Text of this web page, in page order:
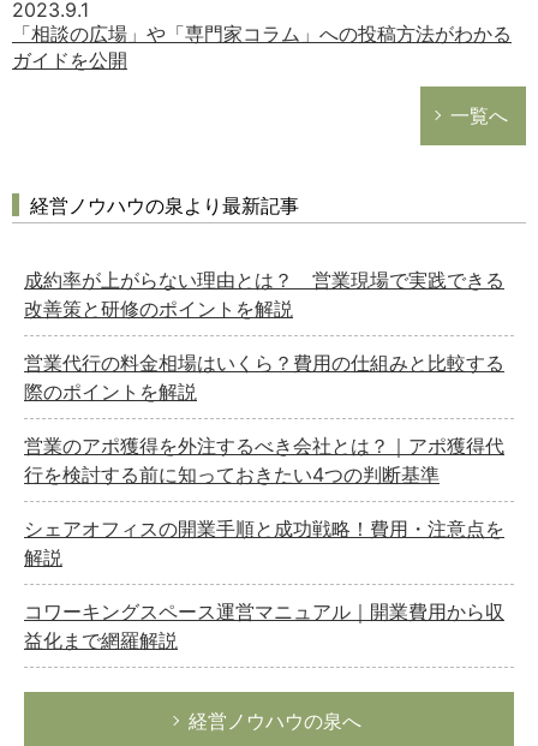
2023.9.1
「相談の広場」や「専門家コラム」への投稿方法がわかる
ガイドを公開
一覧へ
経営ノウハウの泉より最新記事
成約率が上がらない理由とは？ 営業現場で実践できる
改善策と研修のポイントを解説
営業代行の料金相場はいくら？費用の仕組みと比較する
際のポイントを解説
営業のアポ獲得を外注するべき会社とは？｜アポ獲得代
行を検討する前に知っておきたい4つの判断基準
シェアオフィスの開業手順と成功戦略！費用・注意点を
解説
コワーキングスペース運営マニュアル｜開業費用から収
益化まで網羅解説
経営ノウハウの泉へ